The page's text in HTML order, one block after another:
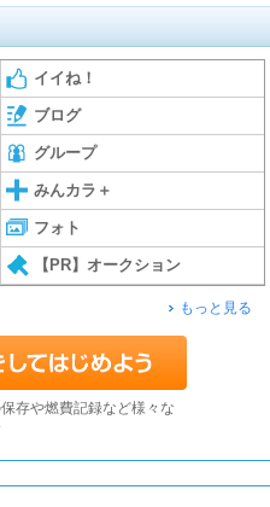
イイね！
ブログ
グループ
みんカラ＋
フォト
【PR】オークション
もっと見る
存や燃費記録など様々な